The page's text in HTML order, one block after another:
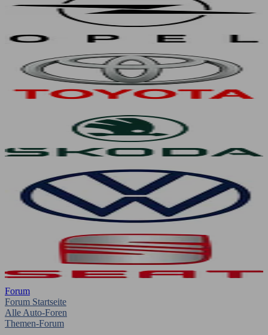
Forum
Forum Startseite
Alle Auto-Foren
Themen-Forum